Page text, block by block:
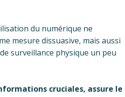
du numérique ne
mesure dissuasive, mais aussi
surveillance physique un peu
cruciales, assure le